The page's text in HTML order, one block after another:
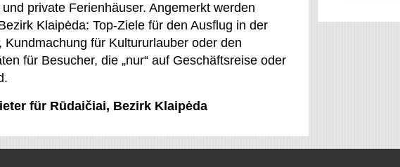
private Ferienhäuser. Angemerkt werden
Klaipėda: Top-Ziele für den Ausflug in der
für Kultururlauber oder den
für Besucher, die „nur“ auf Geschäftsreise oder
für Rūdaičiai, Bezirk Klaipėda